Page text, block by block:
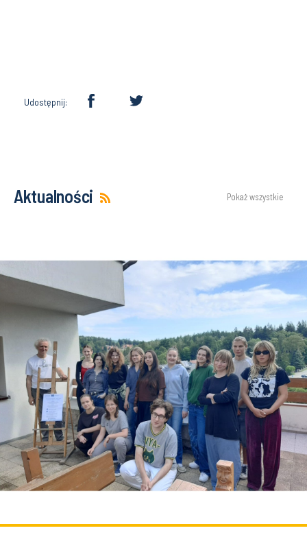
Udostępnij:
Aktualności Pokaż wszystkie